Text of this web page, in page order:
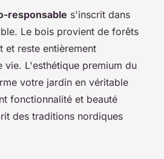
responsable s'inscrit dans
Le bois provient de forêts
et reste entièrement
vie. L'esthétique premium du
votre jardin en véritable
fonctionnalité et beauté
des traditions nordiques